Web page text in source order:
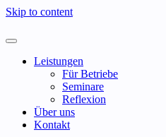
Skip to content
Leistungen
Für Betriebe
Seminare
Reflexion
Über uns
Kontakt